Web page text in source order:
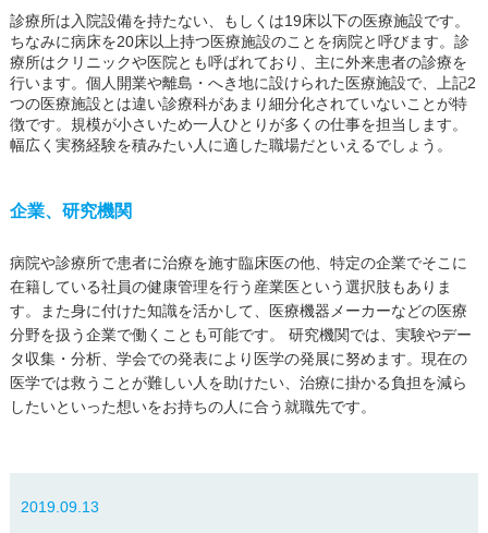
診療所は入院設備を持たない、もしくは19床以下の医療施設です。
ちなみに病床を20床以上持つ医療施設のことを病院と呼びます。診
療所はクリニックや医院とも呼ばれており、主に外来患者の診療を
行います。個人開業や離島・へき地に設けられた医療施設で、上記2
つの医療施設とは違い診療科があまり細分化されていないことが特
徴です。規模が小さいため一人ひとりが多くの仕事を担当します。
幅広く実務経験を積みたい人に適した職場だといえるでしょう。
企業、研究機関
病院や診療所で患者に治療を施す臨床医の他、特定の企業でそこに
在籍している社員の健康管理を行う産業医という選択肢もありま
す。また身に付けた知識を活かして、医療機器メーカーなどの医療
分野を扱う企業で働くことも可能です。 研究機関では、実験やデー
タ収集・分析、学会での発表により医学の発展に努めます。現在の
医学では救うことが難しい人を助けたい、治療に掛かる負担を減ら
したいといった想いをお持ちの人に合う就職先です。
2019.09.13